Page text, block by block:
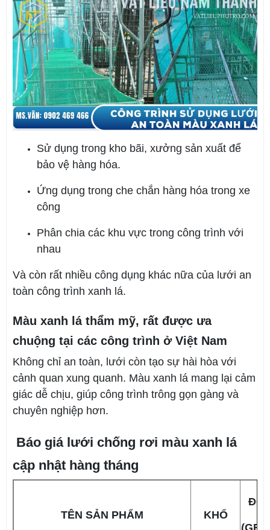
Sử dụng trong kho bãi, xưởng sản xuất để
bảo vệ hàng hóa.
Ứng dụng trong che chắn hàng hóa trong xe
công
Phân chia các khu vực trong công trình với
nhau
Và còn rất nhiều công dụng khác nữa của lưới an
toàn công trình xanh lá.
Màu xanh lá thẩm mỹ, rất được ưa
chuộng tại các công trình ở Việt Nam
Không chỉ an toàn, lưới còn tạo sự hài hòa với
cảnh quan xung quanh. Màu xanh lá mang lại cảm
giác dễ chịu, giúp công trình trông gọn gàng và
chuyên nghiệp hơn.
Báo giá lưới chống rơi màu xanh lá
cập nhật hàng tháng
TÊN SẢN PHẨM KHỔ
ĐỘ